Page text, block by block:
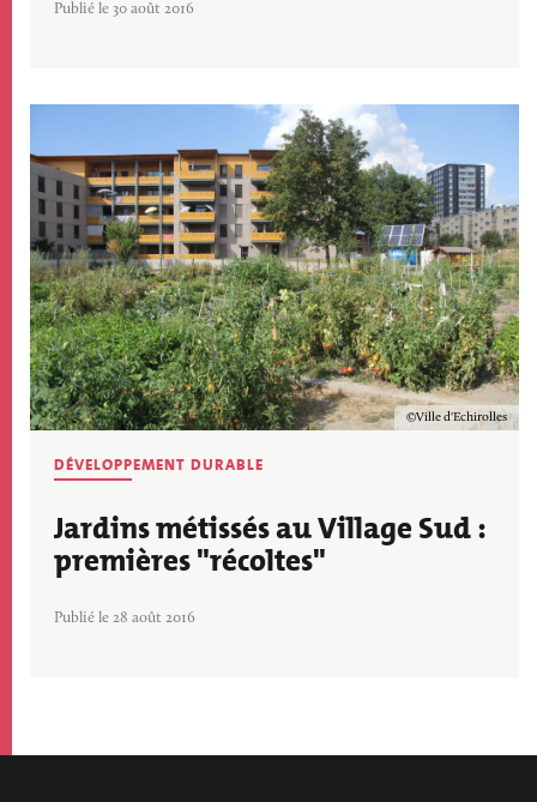
Publié le 30 août 2016
Copyright
Ville d'Echirolles
DÉVELOPPEMENT DURABLE
Jardins métissés au Village Sud :
premières "récoltes"
Publié le 28 août 2016